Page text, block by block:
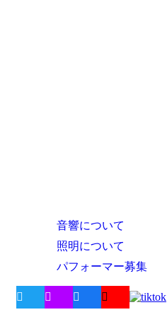
音響について
照明について
パフォーマー募集